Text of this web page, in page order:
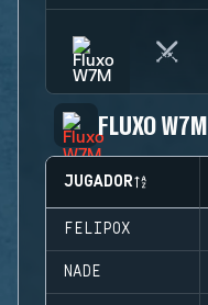
FLUXO W7M
JUGADOR
FELIPOX
NADE